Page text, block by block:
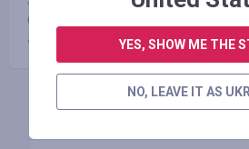
більше доби) після подачі запиту
«ВИВЕДЕННЯ КОШТІВ».
Схожі
YES, SHOW ME THE
NO, LEAVE IT AS